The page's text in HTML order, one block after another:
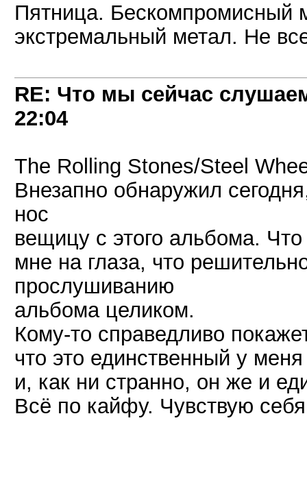
Пятница. Бескомпромисный
экстремальный метал. Не
RE: Что мы сейчас
22:04
The Rolling Stones/Steel
Внезапно обнаружил
нос
вещицу с этого альбома.
мне на глаза, что
прослушиванию
альбома целиком.
Кому-то справедливо
что это единственный у
и, как ни странно, он же и
Всё по кайфу. Чувствую